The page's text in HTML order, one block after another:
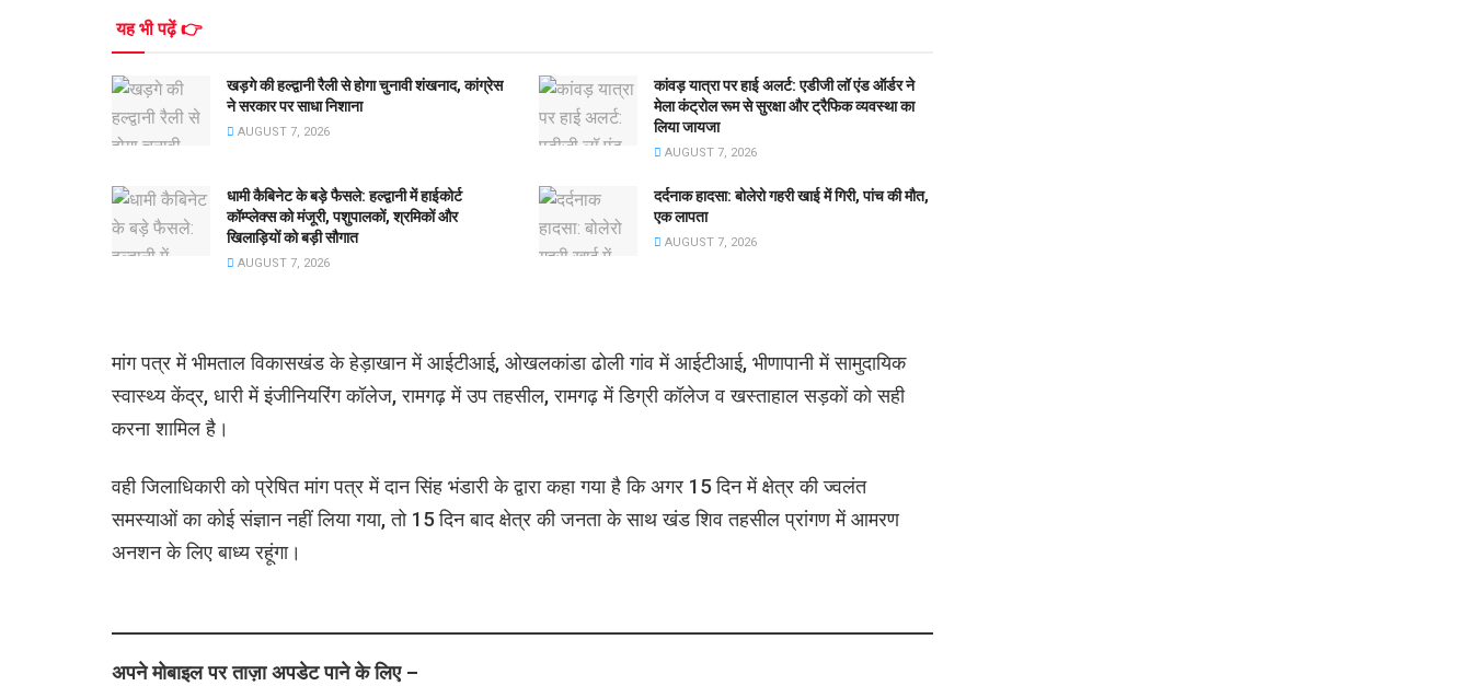
यह भी पढ़ें 👉
खड़गे की हल्द्वानी रैली से होगा चुनावी शंखनाद, कांग्रेस
ने सरकार पर साधा निशाना
AUGUST 7, 2026
कांवड़ यात्रा पर हाई अलर्ट: एडीजी लॉ एंड ऑर्डर ने
मेला कंट्रोल रूम से सुरक्षा और ट्रैफिक व्यवस्था का
लिया जायजा
AUGUST 7, 2026
धामी कैबिनेट के बड़े फैसले: हल्द्वानी में हाईकोर्ट
कॉम्प्लेक्स को मंजूरी, पशुपालकों, श्रमिकों और
खिलाड़ियों को बड़ी सौगात
AUGUST 7, 2026
दर्दनाक हादसा: बोलेरो गहरी खाई में गिरी, पांच की मौत,
एक लापता
AUGUST 7, 2026
मांग पत्र में भीमताल विकासखंड के हेड़ाखान में आईटीआई, ओखलकांडा ढोली गांव में आईटीआई, भीणापानी में सामुदायिक
स्वास्थ्य केंद्र, धारी में इंजीनियरिंग कॉलेज, रामगढ़ में उप तहसील, रामगढ़ में डिग्री कॉलेज व खस्ताहाल सड़कों को सही
करना शामिल है।
वही जिलाधिकारी को प्रेषित मांग पत्र में दान सिंह भंडारी के द्वारा कहा गया है कि अगर 15 दिन में क्षेत्र की ज्वलंत
समस्याओं का कोई संज्ञान नहीं लिया गया, तो 15 दिन बाद क्षेत्र की जनता के साथ खंड शिव तहसील प्रांगण में आमरण
अनशन के लिए बाध्य रहूंगा।
अपने मोबाइल पर ताज़ा अपडेट पाने के लिए –